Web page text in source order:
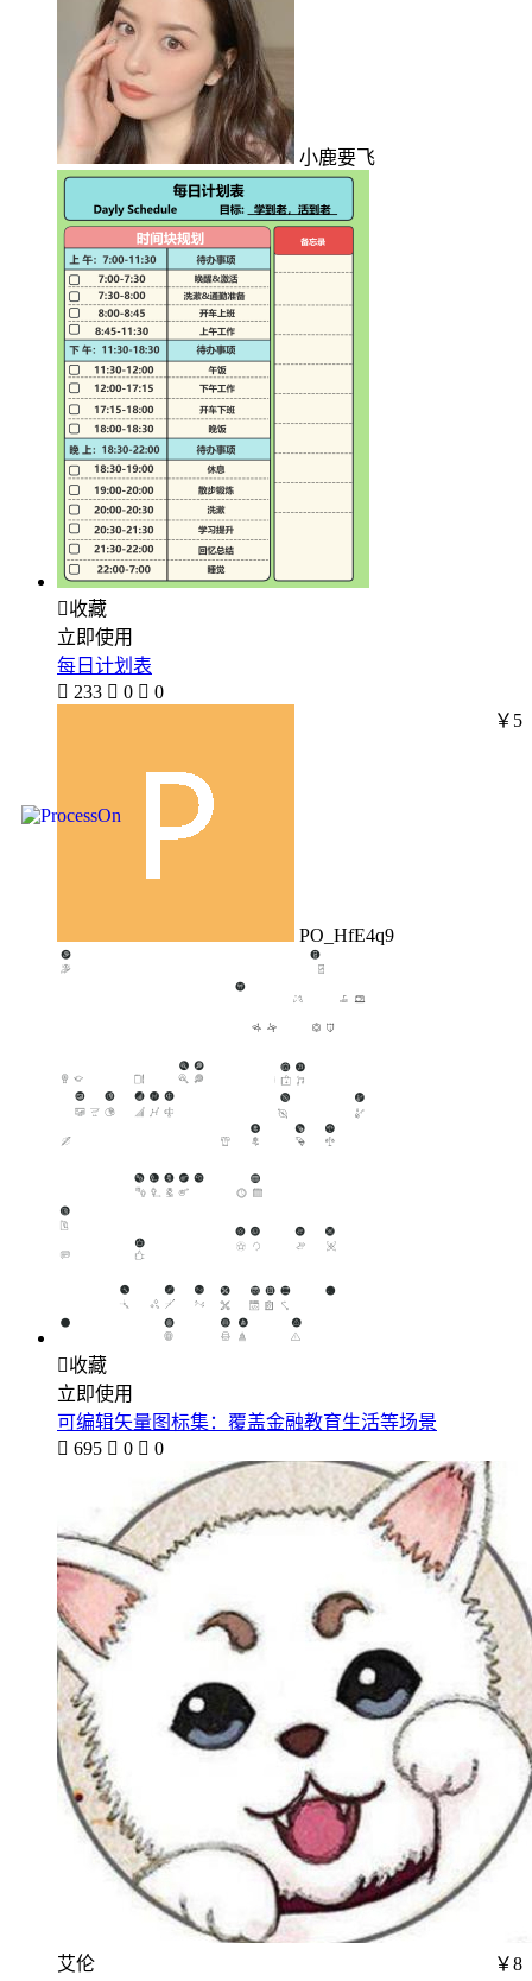
小鹿要飞
收藏
立即使用
每日计划表
 233  0  0
PO_HfE4q9
￥5
收藏
立即使用
可编辑矢量图标集：覆盖金融教育生活等场景
 695  0  0
艾伦 ￥8